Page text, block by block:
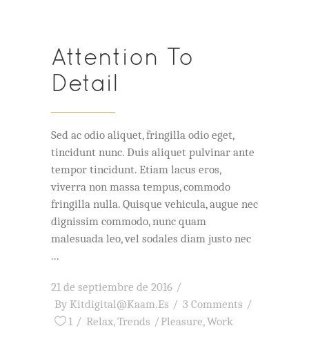
Attention To
Detail
Sed ac odio aliquet, fringilla odio eget,
tincidunt nunc. Duis aliquet pulvinar ante
tempor tincidunt. Etiam lacus eros,
viverra non massa tempus, commodo
fringilla nulla. Quisque vehicula, augue nec
dignissim commodo, nunc quam
malesuada leo, vel sodales diam justo nec
21 de septiembre de 2016
By Kitdigital@kaam.es
3 Comments
1
Relax,Trends Pleasure,Work